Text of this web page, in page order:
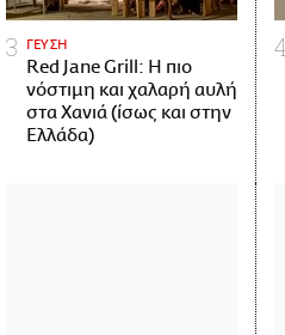
ΓΕΥΣΗ
Red Jane Grill: Η πιο
νόστιμη και χαλαρή αυλή
στα Χανιά (ίσως και στην
Ελλάδα)